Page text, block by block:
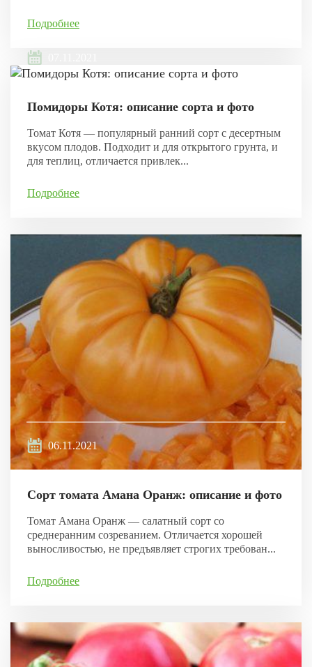
Подробнее
Помидоры Котя: описание сорта и фото
Томат Котя — популярный ранний сорт с десертным
вкусом плодов. Подходит и для открытого грунта, и
для теплиц, отличается привлек...
Подробнее
06.11.2021
Сорт томата Амана Оранж: описание и фото
Томат Амана Оранж — салатный сорт со
среднеранним созреванием. Отличается хорошей
выносливостью, не предъявляет строгих требован...
Подробнее